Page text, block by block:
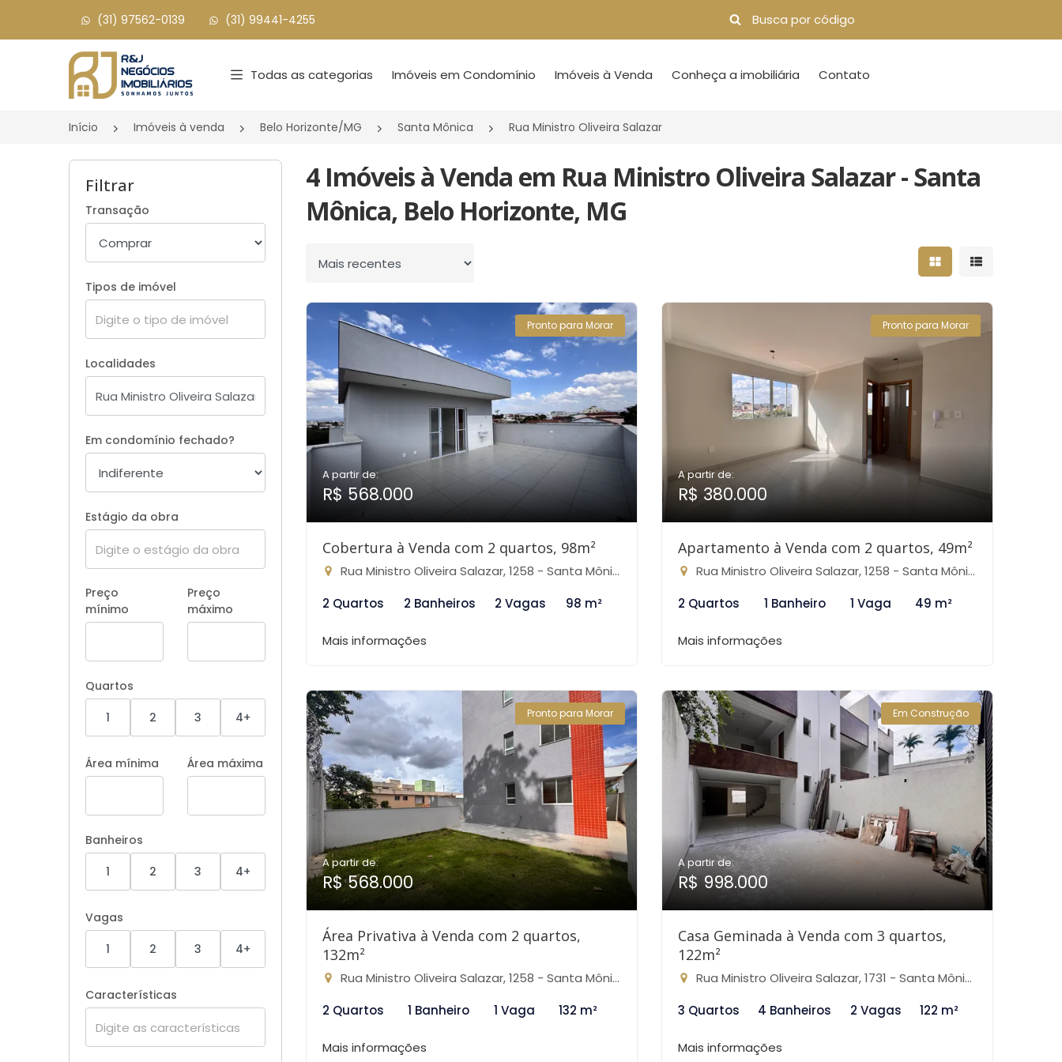
(31) 97562-0139 (31) 99441-4255
Página inicial
Todas as categorias Imóveis em Condomínio Imóveis à Venda Conheça a imobiliária Contato
Início Imóveis à venda Belo Horizonte/MG Santa Mônica Rua Ministro Oliveira Salazar
Filtrar
Transação
Tipos de imóvel
Localidades
Em condomínio fechado?
Estágio da obra
Preço
mínimo
Preço
máximo
Quartos
1
2 3 4+
Área mínima Área máxima
Banheiros
1
2 3 4+
Vagas
1
2 3 4+
Características
4 Imóveis à Venda em Rua Ministro Oliveira Salazar - Santa
Mônica, Belo Horizonte, MG
Ordenar por Mostrar resultados
Mostrar
Pronto para Morar
A partir de:
R$ 568.000
Cobertura à Venda com 2 quartos, 98m²
Rua Ministro Oliveira Salazar, 1258 - Santa Mônica, Belo Horizonte-MG
2 Quartos
2 Banheiros 2 Vagas 98 m²
Mais informações
Pronto para Morar
A partir de:
R$ 380.000
Apartamento à Venda com 2 quartos, 49m²
Rua Ministro Oliveira Salazar, 1258 - Santa Mônica, Belo Horizonte-MG
2 Quartos
1 Banheiro 1 Vaga 49 m²
Mais informações
Pronto para Morar
A partir de:
R$ 568.000
Área Privativa à Venda com 2 quartos,
132m²
Rua Ministro Oliveira Salazar, 1258 - Santa Mônica, Belo Horizonte-MG
2 Quartos
1 Banheiro 1 Vaga 132 m²
Mais informações
Em Construção
A partir de:
R$ 998.000
Casa Geminada à Venda com 3 quartos,
122m²
Rua Ministro Oliveira Salazar, 1731 - Santa Mônica, Belo Horizonte-MG
3 Quartos
4 Banheiros 2 Vagas 122 m²
Mais informações